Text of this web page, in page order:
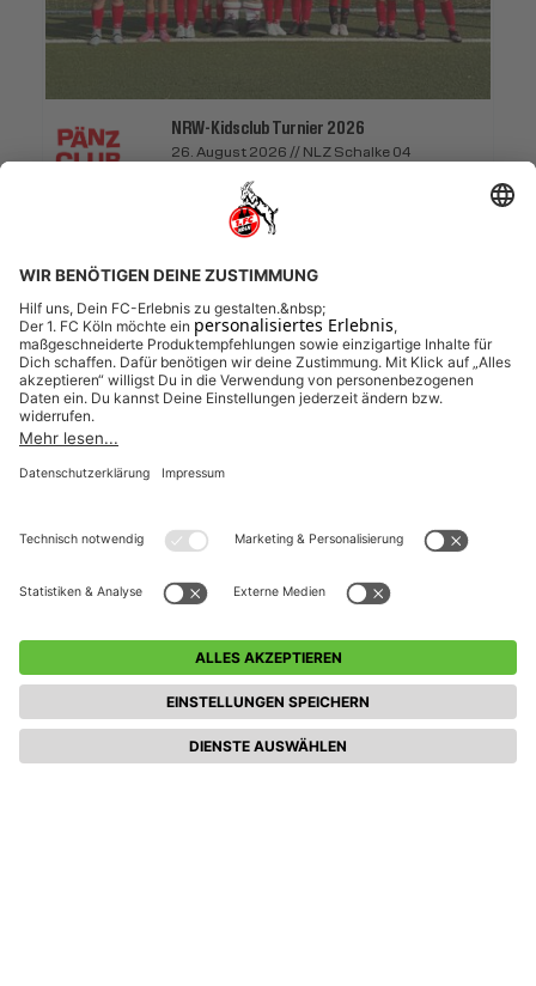
NRW-Kidsclub Turnier 2026
26. August 2026 // NLZ Schalke 04
Pänzclub: NRW-Kidsclub Turnier
26.08.2026 (etwa 10 Stunden)
VERLOSUNG
Anmeldeschluss 12. August 2026, 12:00 Uhr
Zur Verlosung 20,00 EUR
Weitere Veranstaltungen entdecken (Pänzclub:
NRW-Kidsclub Turnier)